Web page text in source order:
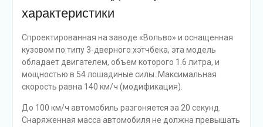
характеристики
Спроектированная на заводе «Вольво» и оснащенная
кузовом по типу 3-дверного хэтчбека, эта модель
обладает двигателем, объем которого 1.6 литра, и
мощностью в 54 лошадиные силы. Максимальная
скорость равна 140 км/ч (модификация).
До 100 км/ч автомобиль разгоняется за 20 секунд.
Снаряженная масса автомобиля не должна превышать